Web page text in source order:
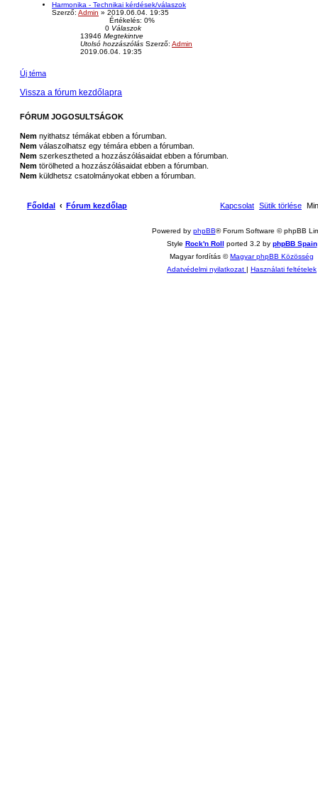
Harmonika - Technikai kérdések/válaszok
Szerző: Admin » 2019.06.04. 19:35
Értékelés: 0%
0 Válaszok
13946 Megtekintve
Utolsó hozzászólás Szerző: Admin
2019.06.04. 19:35
Új téma
Vissza a fórum kezdőlapra
FÓRUM JOGOSULTSÁGOK
Nem nyithatsz témákat ebben a fórumban.
Nem válaszolhatsz egy témára ebben a fórumban.
Nem szerkesztheted a hozzászólásaidat ebben a fórumban.
Nem törölheted a hozzászólásaidat ebben a fórumban.
Nem küldhetsz csatolmányokat ebben a fórumban.
Főoldal Fórum kezdőlap Sütik törlése
Kapcsolat
Powered by phpBB® Forum Software © phpBB
Style Rock'n Roll ported 3.2 by phpBB Spain
Magyar fordítás ©Magyar phpBB Közösség
Adatvédelmi nyilatkozat | Használati feltételek